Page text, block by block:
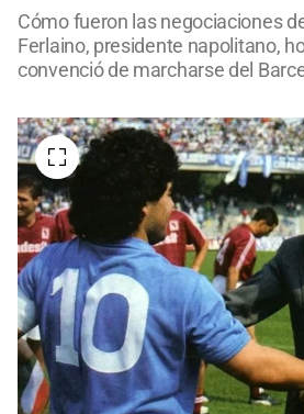
Cómo fueron las negociaciones
Ferlaino, presidente napolitano,
convenció de marcharse del